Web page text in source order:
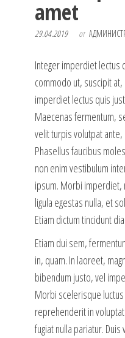
amet
29.04.2019 от
Integer imperdiet lectus
commodo ut, suscipit
imperdiet lectus quis
Maecenas fermentum,
velit turpis volutpat
Phasellus faucibus
non enim vestibulum
ipsum. Morbi imperdiet,
ligula egestas nulla, et
Etiam dictum tincidunt
Etiam dui sem,
in, quam. In laoreet,
bibendum justo, vel
Morbi scelerisque
reprehenderit in
fugiat nulla pariatur.